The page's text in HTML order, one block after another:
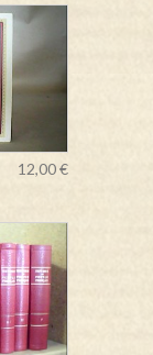
12,00 €